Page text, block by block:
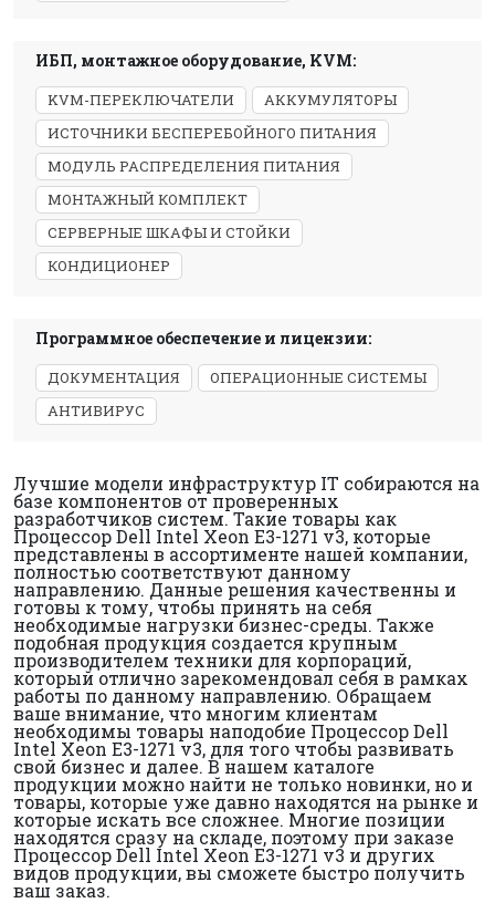
ИБП, монтажное оборудование, KVM:
KVM-ПЕРЕКЛЮЧАТЕЛИ
АККУМУЛЯТОРЫ
ИСТОЧНИКИ БЕСПЕРЕБОЙНОГО ПИТАНИЯ
МОДУЛЬ РАСПРЕДЕЛЕНИЯ ПИТАНИЯ
МОНТАЖНЫЙ КОМПЛЕКТ
СЕРВЕРНЫЕ ШКАФЫ И СТОЙКИ
КОНДИЦИОНЕР
Программное обеспечение и лицензии:
ДОКУМЕНТАЦИЯ
ОПЕРАЦИОННЫЕ СИСТЕМЫ
АНТИВИРУС
Лучшие модели инфраструктур IT собираются на
базе компонентов от проверенных
разработчиков систем. Такие товары как
Процессор Dell Intel Xeon E3-1271 v3, которые
представлены в ассортименте нашей компании,
полностью соответствуют данному
направлению. Данные решения качественны и
готовы к тому, чтобы принять на себя
необходимые нагрузки бизнес-среды. Также
подобная продукция создается крупным
производителем техники для корпораций,
который отлично зарекомендовал себя в рамках
работы по данному направлению. Обращаем
ваше внимание, что многим клиентам
необходимы товары наподобие Процессор Dell
Intel Xeon E3-1271 v3, для того чтобы развивать
свой бизнес и далее. В нашем каталоге
продукции можно найти не только новинки, но и
товары, которые уже давно находятся на рынке и
которые искать все сложнее. Многие позиции
находятся сразу на складе, поэтому при заказе
Процессор Dell Intel Xeon E3-1271 v3 и других
видов продукции, вы сможете быстро получить
ваш заказ.